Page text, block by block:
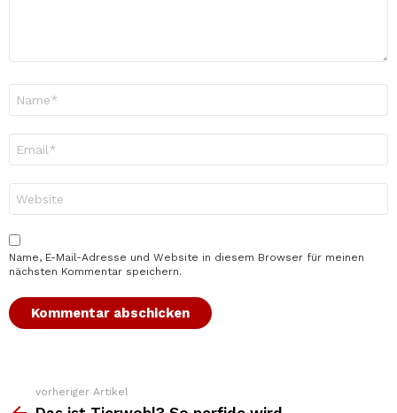
Mail-
Adresse
*
Name, E-Mail-Adresse und Website in diesem Browser für meinen
nächsten Kommentar speichern.
Weiterevorheriger Artikel